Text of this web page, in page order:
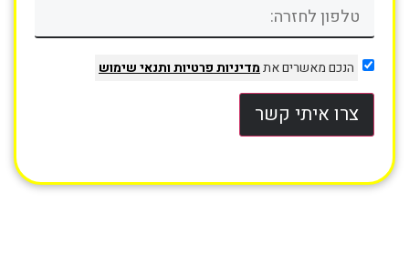
הנכם מאשרים אתמדיניות פרטיותותנאי שימוש
צרו איתי קשר